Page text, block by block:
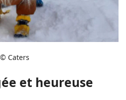
© Caters
et heureuse